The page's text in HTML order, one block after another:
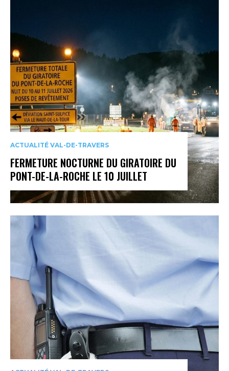
ACTUALITÉ VAL-DE-TRAVERS
FERMETURE NOCTURNE DU GIRATOIRE DU
PONT-DE-LA-ROCHE LE 10 JUILLET